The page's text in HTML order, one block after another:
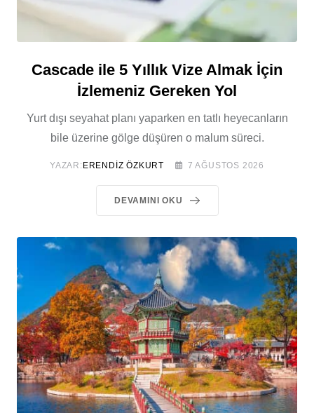
Cascade ile 5 Yıllık Vize Almak İçin
İzlemeniz Gereken Yol
Yurt dışı seyahat planı yaparken en tatlı heyecanların
bile üzerine gölge düşüren o malum süreci.
YAZAR: ERENDIZ ÖZKURT 7 AĞUSTOS 2026
DEVAMINI OKU